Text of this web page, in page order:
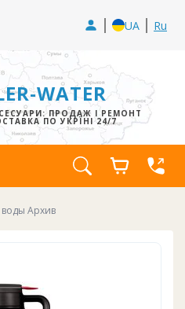
UA Ru
WATER
ПРОДАЖ І РЕМОНТ
ПО УКРЇНІ 24/7
Архив